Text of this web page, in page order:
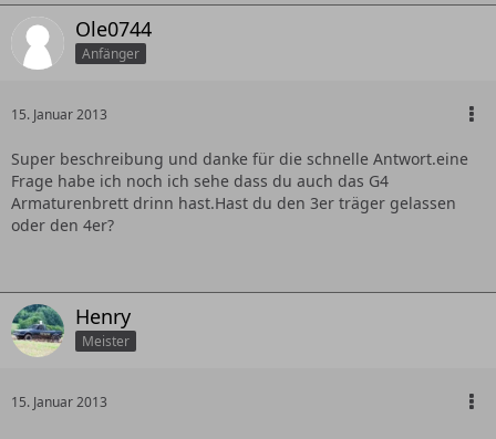
Ole0744
Anfänger
15. Januar 2013
Super beschreibung und danke für die schnelle Antwort.eine
Frage habe ich noch ich sehe dass du auch das G4
Armaturenbrett drinn hast.Hast du den 3er träger gelassen
oder den 4er?
Henry
Meister
15. Januar 2013